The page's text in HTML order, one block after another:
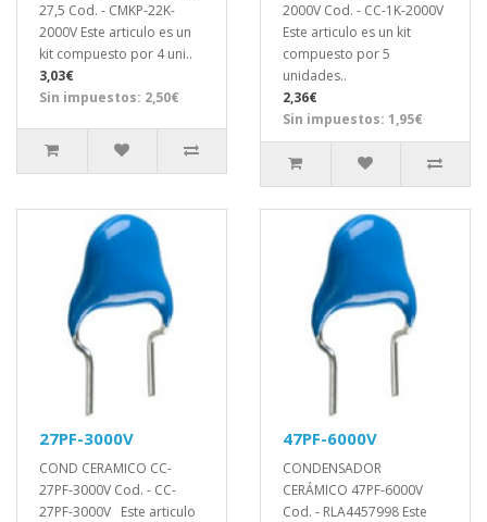
27,5 Cod. - CMKP-22K-
2000V Este articulo es un
kit compuesto por 4 uni..
3,03€
Sin impuestos: 2,50€
2000V Cod. - CC-1K-2000V
Este articulo es un kit
compuesto por 5
unidades..
2,36€
Sin impuestos: 1,95€
27PF-3000V
COND CERAMICO CC-
27PF-3000V Cod. - CC-
27PF-3000V Este articulo
47PF-6000V
CONDENSADOR
CERÁMICO 47PF-6000V
Cod. - RLA4457998 Este